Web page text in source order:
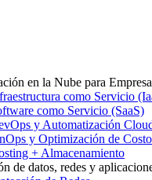
en la Nube para
como Servicio
como Servicio (SaaS)
y Automatización
y Optimización de
+ Almacenamiento
de datos, redes y